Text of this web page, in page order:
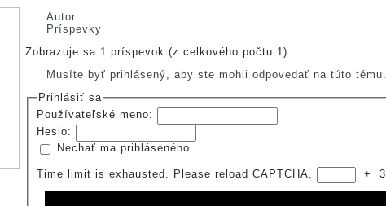
Autor
Príspevky
Zobrazuje sa 1 príspevok (z celkového počtu 1)
Musíte byť prihlásený, aby ste mohli odpovedať na túto tému.
Prihlásiť sa
Používateľské meno:
Heslo:
Nechať ma prihláseného
Time limit is exhausted. Please reload CAPTCHA. + 3